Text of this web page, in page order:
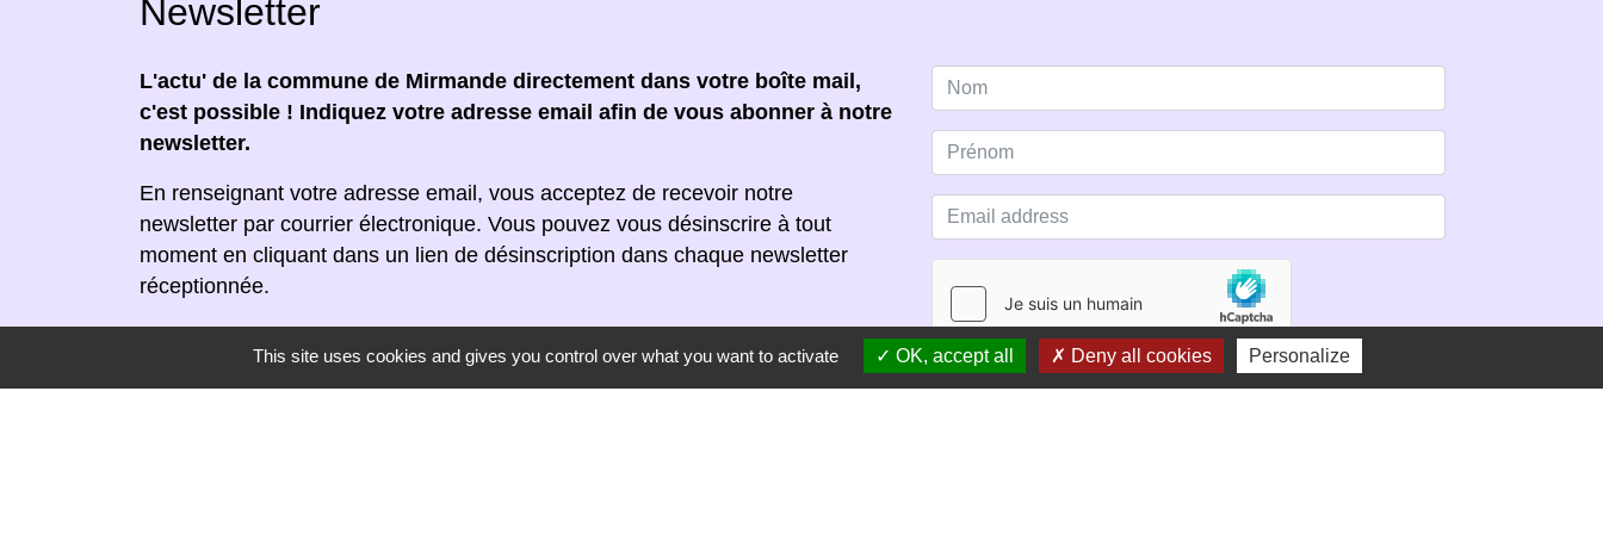
Newsletter
L'actu' de la commune de Mirmande directement dans votre boîte mail,
c'est possible ! Indiquez votre adresse email afin de vous abonner à notre
newsletter.
En renseignant votre adresse email, vous acceptez de recevoir notre
newsletter par courrier électronique. Vous pouvez vous désinscrire à tout
moment en cliquant dans un lien de désinscription dans chaque newsletter
réceptionnée.
This site uses cookies and gives you control over what you want to activate OK, accept all Deny all cookies Personalize